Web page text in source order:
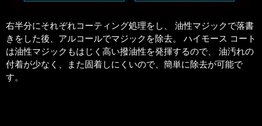
右半分にそれぞれコーティング処理をし、 油性マジックで落書
きをした後、アルコールでマジックを除去。 ハイモース コート
は油性マジックもはじく高い撥油性を発揮するので、 油汚れの
付着が少なく、また固着しにくいので、簡単に除去が可能で
す。